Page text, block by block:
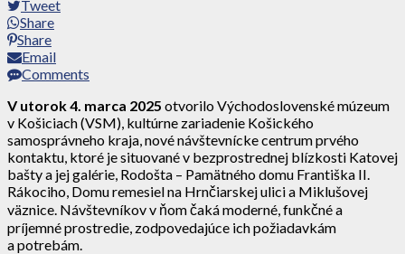
Tweet
Share
Share
Email
Comments
V utorok 4. marca 2025 otvorilo Východoslovenské múzeum
v Košiciach (VSM), kultúrne zariadenie Košického
samosprávneho kraja, nové návštevnícke centrum prvého
kontaktu, ktoré je situované v bezprostrednej blízkosti Katovej
bašty a jej galérie, Rodošta – Pamätného domu Františka II.
Rákociho, Domu remesiel na Hrnčiarskej ulici a Miklušovej
väznice. Návštevníkov v ňom čaká moderné, funkčné a
príjemné prostredie, zodpovedajúce ich požiadavkám
a potrebám.